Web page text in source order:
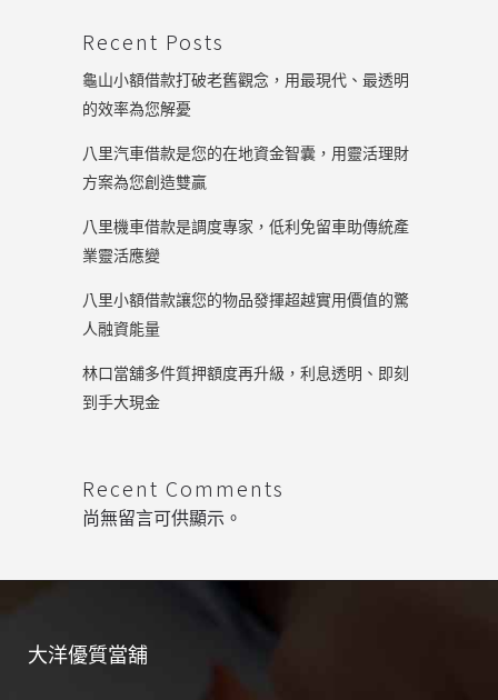
Recent Posts
龜山小額借款打破老舊觀念，用最現代、最透明
的效率為您解憂
八里汽車借款是您的在地資金智囊，用靈活理財
方案為您創造雙贏
八里機車借款是調度專家，低利免留車助傳統產
業靈活應變
八里小額借款讓您的物品發揮超越實用價值的驚
人融資能量
林口當舖多件質押額度再升級，利息透明、即刻
到手大現金
Recent Comments
尚無留言可供顯示。
大洋優質當舖